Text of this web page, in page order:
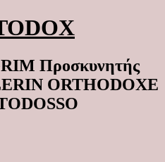
Προσκυνητής
ORTHODOXE